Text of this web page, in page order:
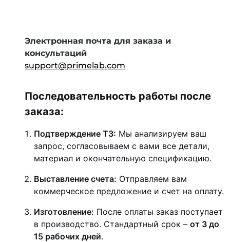
Электронная почта для заказа и
консультаций
support@primelab.com
Последовательность работы после
заказа:
Подтверждение ТЗ: Мы анализируем ваш
запрос, согласовываем с вами все детали,
материал и окончательную спецификацию.
Выставление счета: Отправляем вам
коммерческое предложение и счет на оплату.
Изготовление: После оплаты заказ поступает
в производство. Стандартный срок – от 3 до
15 рабочих дней.